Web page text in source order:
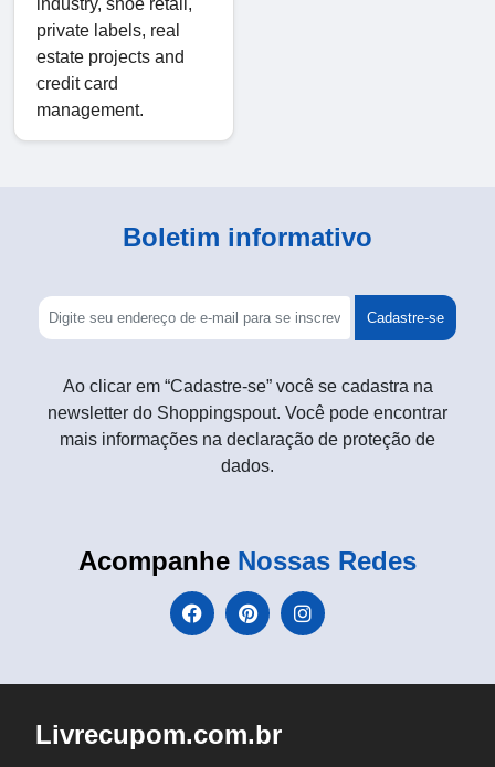
industry, shoe retail,
private labels, real
estate projects and
credit card
management.
Boletim informativo
Cadastre-se
Ao clicar em “Cadastre-se” você se cadastra na
newsletter do Shoppingspout. Você pode encontrar
mais informações na declaração de proteção de
dados.
Acompanhe Nossas Redes
Livrecupom.com.br